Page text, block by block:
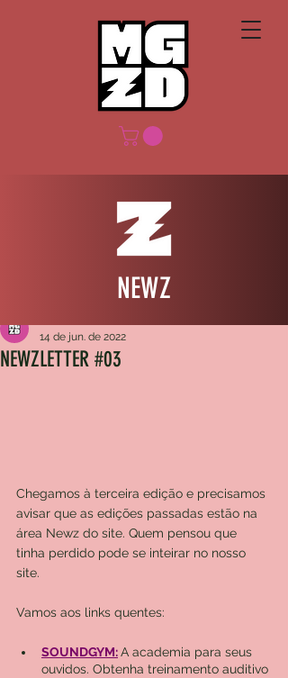
NEWZLETTER #03
14 de jun. de 2022
Chegamos à terceira edição e precisamos
avisar que as edições passadas estão na
área Newz do site. Quem pensou que
tinha perdido pode se inteirar no nosso
site.
Vamos aos links quentes:
SOUNDGYM:A academia para seus
ouvidos. Obtenha treinamento auditivo
NEWZ